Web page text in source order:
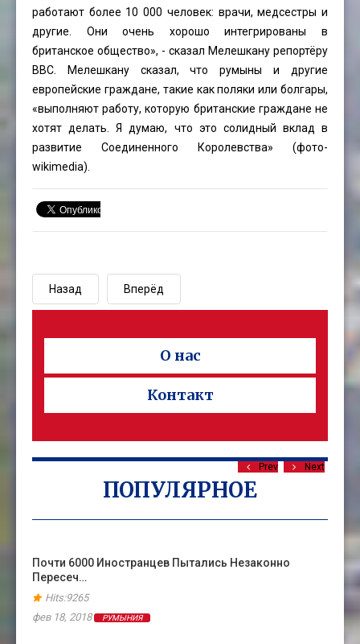
работают более 10 000 человек: врачи, медсестры и
другие. Они очень хорошо интегрированы в
британское общество», - сказал Мелешкану репортёру
BBC. Мелешкану сказал, что румыны и другие
европейские граждане, такие как поляки или болгары,
«выполняют работу, которую британские граждане не
хотят делать. Я думаю, что это солидный вклад в
развитие Соединенного Королевства» (фото-
wikimedia).
Назад Вперёд
О нас
Контакт
ПОПУЛЯРНОЕ
Prev Next
Почти 6000 Иностранцев Пытались Незаконно
Пересеч…
Hits:9265
фев 18, 2018
РУМЫНИЯ